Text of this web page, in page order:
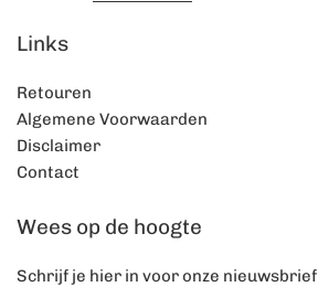
Links
Retouren
Algemene Voorwaarden
Disclaimer
Contact
Wees op de hoogte
Schrijf je hier in voor onze nieuwsbrief